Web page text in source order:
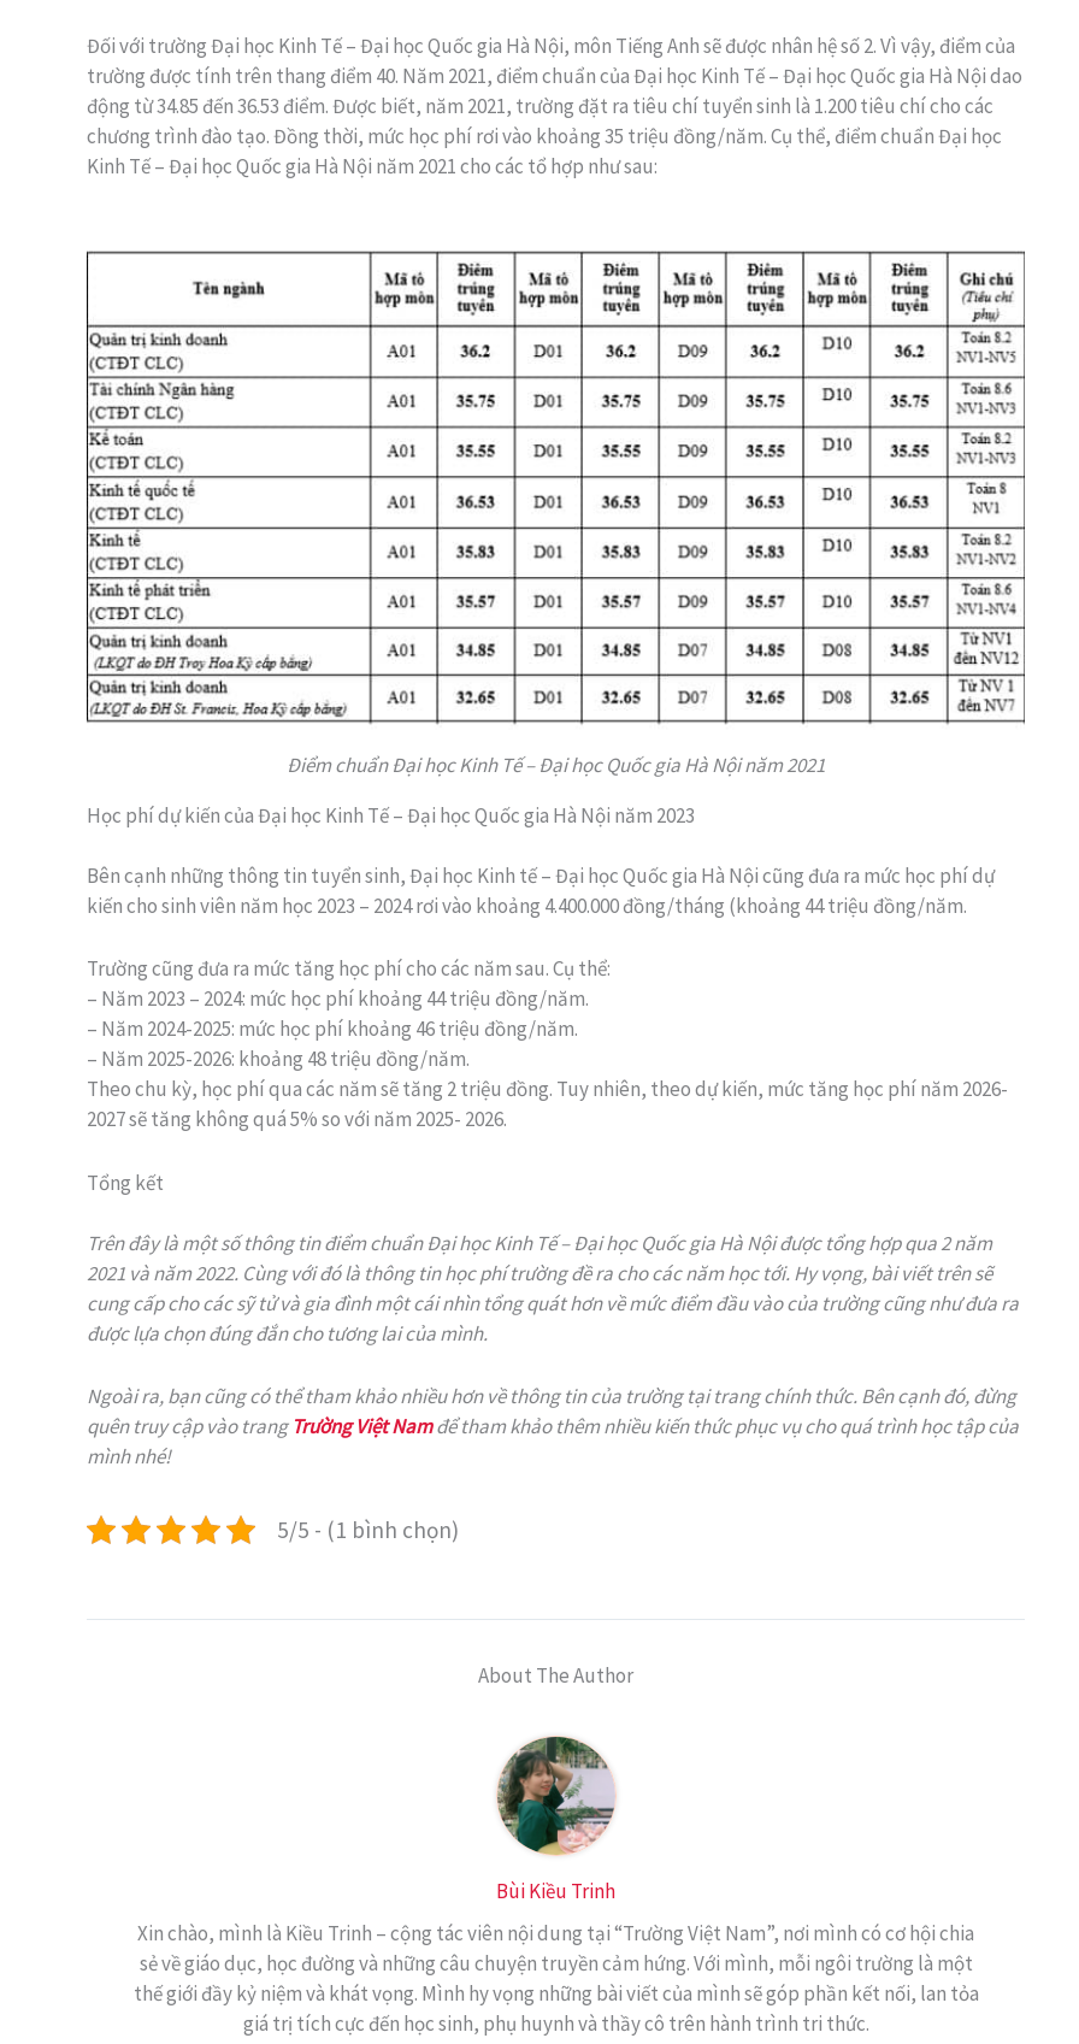
Đối với trường Đại học Kinh Tế – Đại học Quốc gia Hà Nội, môn Tiếng Anh sẽ được nhân hệ số 2. Vì vậy, điểm của
trường được tính trên thang điểm 40. Năm 2021, điểm chuẩn của Đại học Kinh Tế – Đại học Quốc gia Hà Nội dao
động từ 34.85 đến 36.53 điểm. Được biết, năm 2021, trường đặt ra tiêu chí tuyển sinh là 1.200 tiêu chí cho các
chương trình đào tạo. Đồng thời, mức học phí rơi vào khoảng 35 triệu đồng/năm. Cụ thể, điểm chuẩn Đại học
Kinh Tế – Đại học Quốc gia Hà Nội năm 2021 cho các tổ hợp như sau:
Điểm chuẩn Đại học Kinh Tế – Đại học Quốc gia Hà Nội năm 2021
Học phí dự kiến của Đại học Kinh Tế – Đại học Quốc gia Hà Nội năm 2023
Bên cạnh những thông tin tuyển sinh, Đại học Kinh tế – Đại học Quốc gia Hà Nội cũng đưa ra mức học phí dự
kiến cho sinh viên năm học 2023 – 2024 rơi vào khoảng 4.400.000 đồng/tháng (khoảng 44 triệu đồng/năm.
Trường cũng đưa ra mức tăng học phí cho các năm sau. Cụ thể:
– Năm 2023 – 2024: mức học phí khoảng 44 triệu đồng/năm.
– Năm 2024-2025: mức học phí khoảng 46 triệu đồng/năm.
– Năm 2025-2026: khoảng 48 triệu đồng/năm.
Theo chu kỳ, học phí qua các năm sẽ tăng 2 triệu đồng. Tuy nhiên, theo dự kiến, mức tăng học phí năm 2026-
2027 sẽ tăng không quá 5% so với năm 2025- 2026.
Tổng kết
Trên đây là một số thông tin điểm chuẩn Đại học Kinh Tế – Đại học Quốc gia Hà Nội được tổng hợp qua 2 năm
2021 và năm 2022. Cùng với đó là thông tin học phí trường đề ra cho các năm học tới. Hy vọng, bài viết trên sẽ
cung cấp cho các sỹ tử và gia đình một cái nhìn tổng quát hơn về mức điểm đầu vào của trường cũng như đưa ra
được lựa chọn đúng đắn cho tương lai của mình.
Ngoài ra, bạn cũng có thể tham khảo nhiều hơn về thông tin của trường tại trang chính thức. Bên cạnh đó, đừng
quên truy cập vào trang Trường Việt Namđể tham khảo thêm nhiều kiến thức phục vụ cho quá trình học tập của
mình nhé!
5/5 - (1 bình chọn)
About The Author
Bùi Kiều Trinh
Xin chào, mình là Kiều Trinh – cộng tác viên nội dung tại “Trường Việt Nam”, nơi mình có cơ hội chia
sẻ về giáo dục, học đường và những câu chuyện truyền cảm hứng. Với mình, mỗi ngôi trường là một
thế giới đầy kỷ niệm và khát vọng. Mình hy vọng những bài viết của mình sẽ góp phần kết nối, lan tỏa
giá trị tích cực đến học sinh, phụ huynh và thầy cô trên hành trình tri thức.